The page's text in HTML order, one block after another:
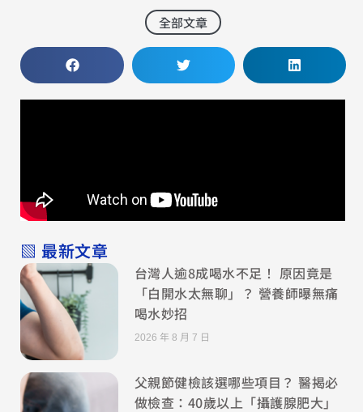
全部文章
▧ 最新文章
台灣人逾8成喝水不足！ 原因竟是
「白開水太無聊」？ 營養師曝無痛
喝水妙招
2026 年 8 月 7 日
父親節健檢該選哪些項目？ 醫揭必
做檢查：40歲以上「攝護腺肥大」